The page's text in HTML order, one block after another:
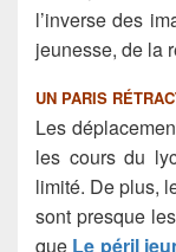
l’inverse des
jeunesse, de la
UN PARIS
Les
les cours du
limité. De plus,
sont presque
que Le péril